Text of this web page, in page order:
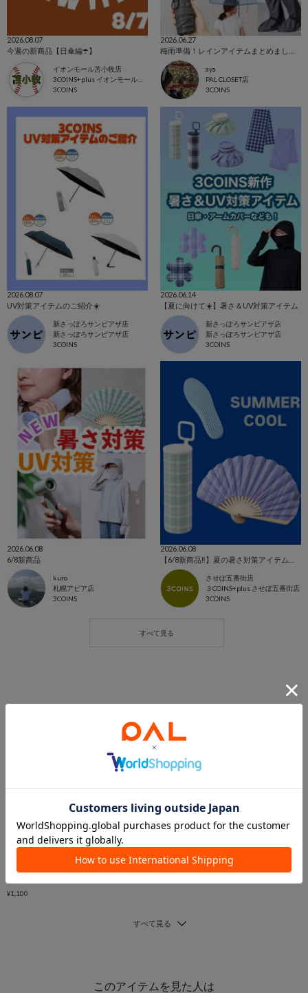
2026.08.07
今週の新商品【日傘編☂️】
イオンモール苫小牧店
3COINS+plus イオンモール苫小牧店
3COINS
2026.06.27
aya
PAL CLOSET店
3COINS
2026.08.07
UV対策アイテムのご紹介☀️
新さっぽろサンピアザ店
新さっぽろサンピアザ店
3COINS
2026.06.14
【夏に向けて☀️】暑さ＆UV対策アイテム
新さっぽろサンピアザ店
新さっぽろサンピアザ店
3COINS
2026.06.08
6/8新商品
kuro
札幌アピア店
3COINS
2026.06.08
させぼ五番街店
３COINS+plus させぼ五番街店
3COINS
5％OFFクーポン
3COINS
¥1,100
5％OFFクーポン
3COINS
カラビナ晴雨兼用折りたたみ傘：58cm
3COINS
このアイテムを見た人は